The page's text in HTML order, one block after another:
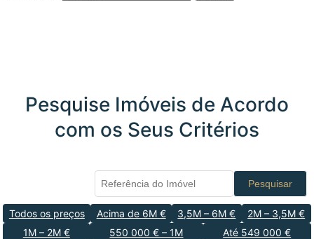
Pesquise Imóveis de Acordo
com os Seus Critérios
Pesquisar
Todos os preços Acima de 6M € 3,5M – 6M €
2M – 3,5M €
1M – 2M €
550 000 € – 1M
Até 549 000 €